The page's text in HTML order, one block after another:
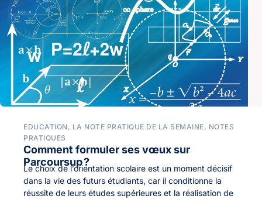
EDUCATION , LA NOTE PRATIQUE DE LA SEMAINE, NOTES
PRATIQUES
Comment formuler ses vœux sur
Parcoursup ?
Le choix de l’orientation scolaire est un moment décisif
dans la vie des futurs étudiants, car il conditionne la
réussite de leurs études supérieures et la réalisation de